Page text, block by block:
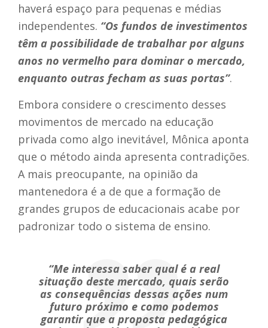
haverá espaço para pequenas e médias
independentes. “Os fundos de investimentos
têm a possibilidade de trabalhar por alguns
anos no vermelho para dominar o mercado,
enquanto outras fecham as suas portas”.
Embora considere o crescimento desses
movimentos de mercado na educação
privada como algo inevitável, Mônica aponta
que o método ainda apresenta contradições.
A mais preocupante, na opinião da
mantenedora é a de que a formação de
grandes grupos de educacionais acabe por
padronizar todo o sistema de ensino.
“Me interessa saber qual é a real
situação deste mercado, quais serão
as consequências dessas ações num
futuro próximo e como podemos
garantir que a proposta pedagógica